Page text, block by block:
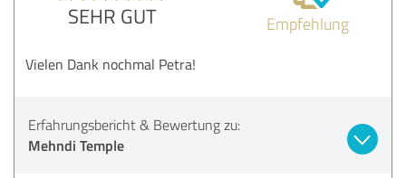
SEHR GUT Empfehlung
Vielen Dank nochmal Petra!
Erfahrungsbericht & Bewertung zu:
Mehndi Temple